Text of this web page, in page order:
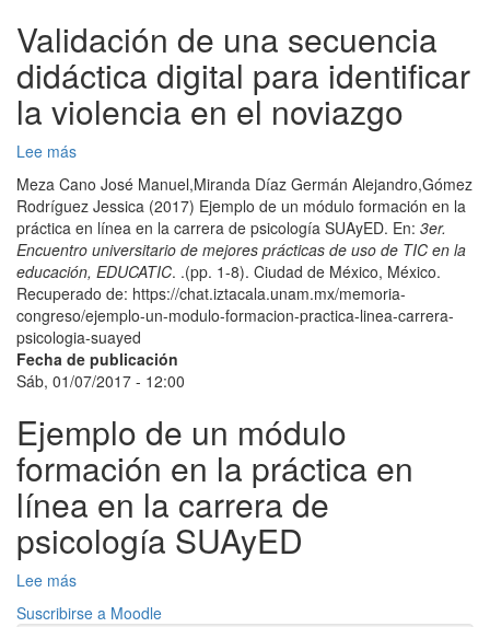
un
sistema
de
administración
de
(LMS)
Validación de una secuencia
didáctica digital para identificar
la violencia en el noviazgo
Lee más
Validación
de
una
secuencia
didáctica
digital
para
identificar
la
violencia
en
noviazgo
Meza Cano José Manuel,Miranda Díaz Germán Alejandro,Gómez
Rodríguez Jessica (2017) Ejemplo de un módulo formación en la
práctica en línea en la carrera de psicología SUAyED. En: 3er.
Encuentro universitario de mejores prácticas de uso de TIC en la
educación, EDUCATIC. .(pp. 1-8). Ciudad de México, México.
Recuperado de: https://chat.iztacala.unam.mx/memoria-
congreso/ejemplo-un-modulo-formacion-practica-linea-carrera-
psicologia-suayed
Fecha de publicación
Sáb, 01/07/2017 - 12:00
Ejemplo de un módulo
formación en la práctica en
línea en la carrera de
psicología SUAyED
Lee más
Ejemplo
Suscribirse a Moodle